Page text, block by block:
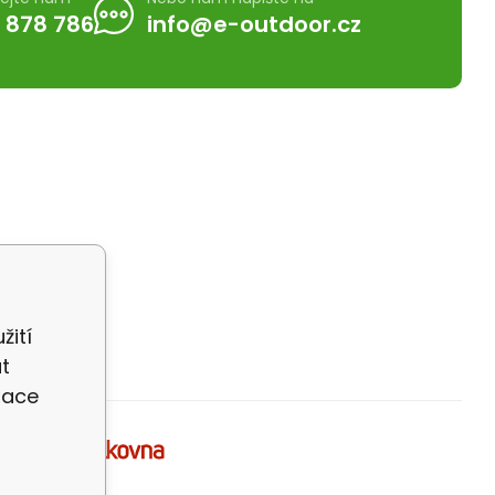
878 786 info@e-outdoor.cz